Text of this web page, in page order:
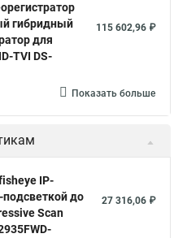
hikvision ds 2cd1148 i b
hikvision
hikvision ds
Камера Hikvision ds 2ce16d8t
camera
Hikvision купольная
гибридный
для
TVI DS-
115 602,96 ₽
Показать больше
IP-
подсветкой до
Scan
27 316,06 ₽